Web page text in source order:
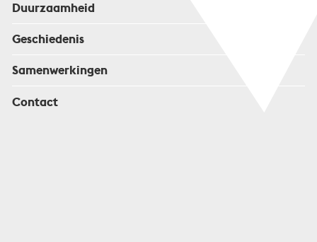
Duurzaamheid
Geschiedenis
Samenwerkingen
Contact